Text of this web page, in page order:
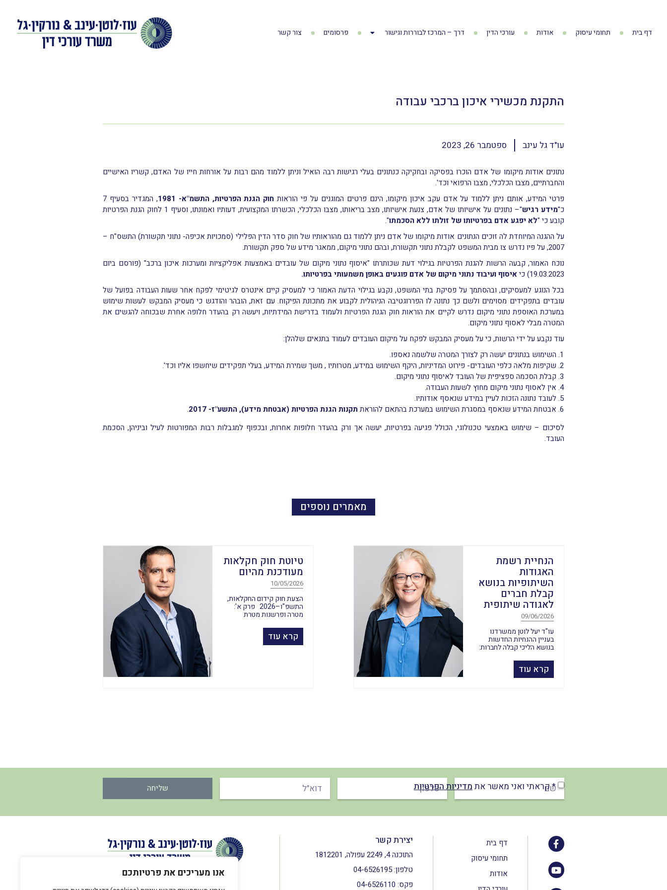
אנו מעריכים את פרטיותכם
דף בית תחומי עיסוק אודות עורכי הדין דרך – המרכז לבוררות וגישור פרסומים צור קשר
התקנת מכשירי איכון ברכבי עבודה
עו"ד גל עינב ספטמבר 26, 2023
נתונים אודות מיקומו של אדם הוכרו בפסיקה ובחקיקה כנתונים בעלי רגישות רבה הואיל וניתן ללמוד מהם רבות על אורחות חייו של האדם, קשריו האישיים
והחברתיים, מצבו הכלכלי, מצבו הרפואי וכד'.
פרטי המידע, אותם ניתן ללמוד על אדם עקב איכון מיקומו, הינם פרטים המוגנים על פי הוראות חוק הגנת הפרטיות, התשמ"א- 1981
, המגדיר בסעיף 7
כ"מידע רגיש
"– נתונים על אישיותו של אדם, צנעת אישיותו, מצב בריאותו, מצבו הכלכלי, הכשרתו המקצועית, דעותיו ואמונתו, וסעיף 1 לחוק הגנת הפרטיות
קובע כי "לא יפגע אדם בפרטיותו של זולתו ללא הסכמתו".
על ההגנה המיוחדת לה זוכים הנתונים אודות מיקומו של אדם ניתן ללמוד גם מהוראותיו של חוק סדר הדין הפלילי (סמכויות אכיפה- נתוני תקשורת) התשס"ח –
2007, על פיו נדרש צו מבית המשפט לקבלת נתוני תקשורת, ובהם נתוני מיקום, ממאגר מידע של ספק תקשורת.
נוכח האמור, קבעה הרשות להגנת הפרטיות בגילוי דעת שכותרתו "איסוף נתוני מיקום של עובדים באמצעות אפליקציות ומערכות איכון ברכב" (פורסם ביום
19.03.2023) כי
איסוף ועיבוד נתוני מיקום של אדם פוגעים באופן משמעותי בפרטיותו.
בכל הנוגע למעסיקים, ובהסתמך על פסיקת בתי המשפט, נקבע בגילוי הדעת האמור כי למעסיק קיים אינטרס לגיטימי לפקח אחר שעות העבודה בפועל של
עובדים בתפקידים מסוימים ולשם כך נתונה לו הפררוגטיבה הניהולית לקבוע את מתכונת הפיקוח. עם זאת, הובהר והודגש כי מעסיק המבקש לעשות שימוש
במערכת האוספת נתוני מיקום נדרש לקיים את הוראות חוק הגנת הפרטיות ולעמוד בדרישת המידתיות, ויעשה רק בהעדר חלופה אחרת שבכוחה להגשים את
המטרה מבלי לאסוף נתוני מיקום.
עוד נקבע על ידי הרשות, כי על מעסיק המבקש לפקח על מיקום העובדים לעמוד בתנאים שלהלן:
השימוש בנתונים יעשה רק לצורך המטרה שלשמה נאספו.
שקיפות מלאה כלפי העובדים- פירוט המדיניות, היקף השימוש במידע, מטרותיו , משך שמירת המידע, בעלי תפקידים שיחשפו אליו וכד'.
קבלת הסכמה ספציפית של העובד לאיסוף נתוני מיקום.
אין לאסוף נתוני מיקום מחוץ לשעות העבודה.
לעובד נתונה הזכות לעיין במידע שנאסף אודותיו.
אבטחת המידע שנאסף במסגרת השימוש במערכת בהתאם להוראת תקנות הגנת הפרטיות (אבטחת מידע), התשע"ז- 2017
.
לסיכום – שימוש באמצעי טכנולוגי, הכולל פגיעה בפרטיות, יעשה אך ורק בהעדר חלופות אחרות, ובכפוף למגבלות רבות המפורטות לעיל וביניהן, הסכמת
העובד.
מאמרים נוספים
הנחיית רשמת
האגודות
השיתופיות בנושא
קבלת חברים
לאגודה שיתופית
09/06/2026
עו"ד יעל לוטן ממשרדנו
בעניין ההנחיות החדשות
בנושא הליכי קבלה לחברות:
קרא עוד
טיוטת חוק חקלאות
מעודכנת מהיום
10/05/2026
הצעת חוק קידום החקלאות,
התשפ"ו–2026 פרק א':
מטרה ופרשנות מטרת
קרא עוד
* קראתי ואני מאשר את מדיניות הפרטיות שליחה
דף בית
תחומי עיסוק
אודות
יצירת קשר
התוכנה 4, 2249 עפולה, 1812201
טלפון:04-6526195
פקס: 04-6526110